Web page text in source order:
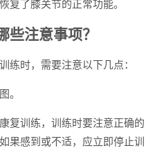
复了膝关节的正常功能。
些注意事项？
练时，需要注意以下几点：
。
复训练，训练时要注意正确的
果感到或不适，应立即停止训